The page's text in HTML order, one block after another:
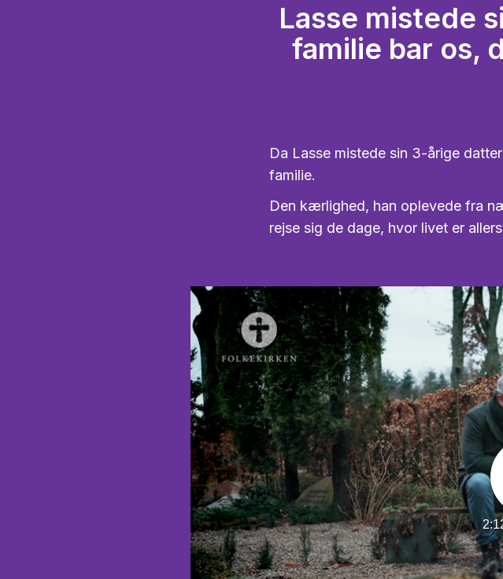
Lasse mistede
familie bar os,
Da Lasse mistede sin 3-årige
familie.
Den kærlighed, han oplevede fra
rejse sig de dage, hvor livet er